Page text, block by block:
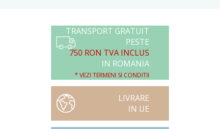
TRANSPORT GRATUIT
PESTE
750 RON TVA INCLUS
IN ROMANIA
* VEZI TERMENI SI CONDITII
LIVRARE
IN UE